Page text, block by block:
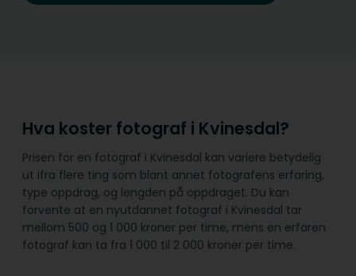
Hva koster fotograf i Kvinesdal?
Prisen for en fotograf i Kvinesdal kan variere betydelig
ut ifra flere ting som blant annet fotografens erfaring,
type oppdrag, og lengden på oppdraget. Du kan
forvente at en nyutdannet fotograf i Kvinesdal tar
mellom 500 og 1 000 kroner per time, mens en erfaren
fotograf kan ta fra 1 000 til 2 000 kroner per time.